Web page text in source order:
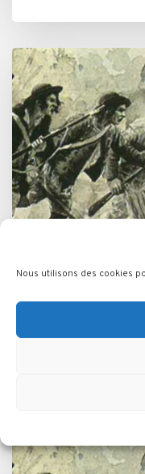
Nous utilisons des cookies
La petite
1815
Combat entre les